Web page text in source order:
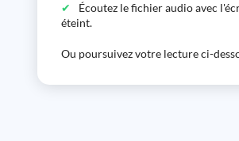
Écoutez le fichier audio avec
éteint.
Ou poursuivez votre lecture ci-